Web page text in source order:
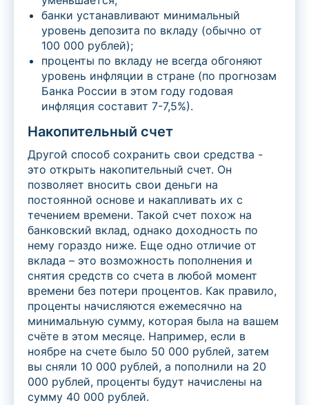
банки устанавливают минимальный
уровень депозита по вкладу (обычно от
100 000 рублей);
проценты по вкладу не всегда обгоняют
уровень инфляции в стране (по прогнозам
Банка России в этом году годовая
инфляция составит 7-7,5%).
Накопительный счет
Другой способ сохранить свои средства -
это открыть накопительный счет. Он
позволяет вносить свои деньги на
постоянной основе и накапливать их с
течением времени. Такой счет похож на
банковский вклад, однако доходность по
нему гораздо ниже. Еще одно отличие от
вклада – это возможность пополнения и
снятия средств со счета в любой момент
времени без потери процентов. Как правило,
проценты начисляются ежемесячно на
минимальную сумму, которая была на вашем
счёте в этом месяце. Например, если в
ноябре на счете было 50 000 рублей, затем
вы сняли 10 000 рублей, а пополнили на 20
000 рублей, проценты будут начислены на
сумму 40 000 рублей.